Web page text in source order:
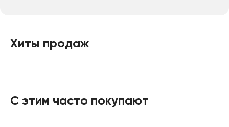
Хиты продаж
С этим часто покупают